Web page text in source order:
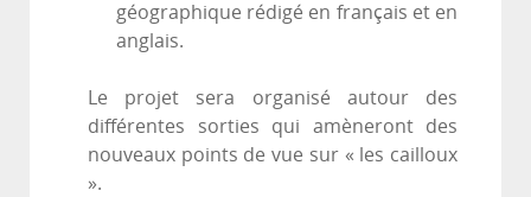
géographique rédigé en français et en
anglais.
Le projet sera organisé autour des
différentes sorties qui amèneront des
nouveaux points de vue sur « les cailloux
».